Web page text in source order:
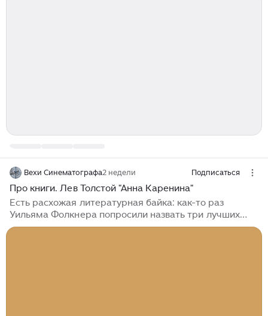
Вехи Синематографа2 недели Подписаться
Про книги. Лев Толстой "Анна Каренина"
Есть расхожая литературная байка: как-то раз
Уильяма Фолкнера попросили назвать три лучших
романа. Он не задумываясь ответил: первый - это